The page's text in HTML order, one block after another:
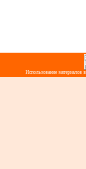
Использование материалов